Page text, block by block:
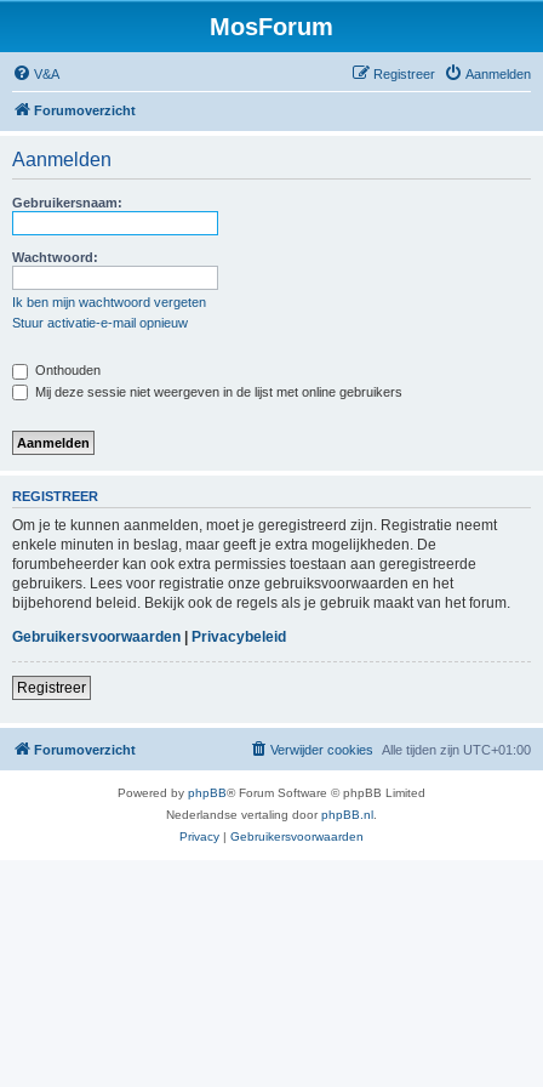
MosForum
V&A Aanmelden
Registreer
Forumoverzicht
Aanmelden
Gebruikersnaam:
Wachtwoord:
Ik ben mijn wachtwoord vergeten
Stuur activatie-e-mail opnieuw
Onthouden
Mij deze sessie niet weergeven in de lijst met online gebruikers
REGISTREER
Om je te kunnen aanmelden, moet je geregistreerd zijn. Registratie neemt
enkele minuten in beslag, maar geeft je extra mogelijkheden. De
forumbeheerder kan ook extra permissies toestaan aan geregistreerde
gebruikers. Lees voor registratie onze gebruiksvoorwaarden en het
bijbehorend beleid. Bekijk ook de regels als je gebruik maakt van het forum.
Gebruikersvoorwaarden | Privacybeleid
Registreer
Forumoverzicht Alle tijden zijn UTC+01:00
Verwijder cookies
Powered by phpBB® Forum Software © phpBB Limited
Nederlandse vertaling doorphpBB.nl
Privacy | Gebruikersvoorwaarden